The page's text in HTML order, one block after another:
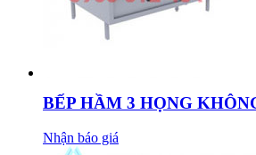
BẾP HẦM 3 HỌNG
Nhận báo giá